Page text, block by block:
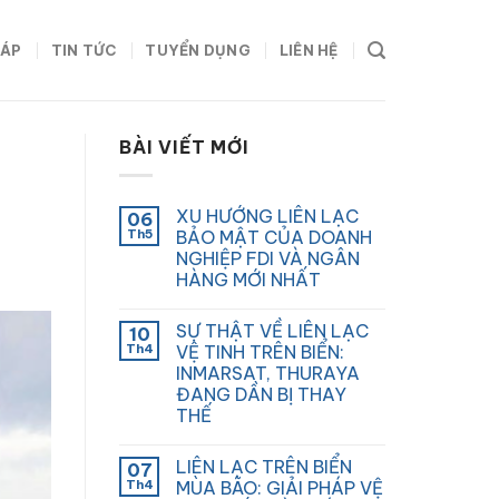
TIN TỨC TUYỂN DỤNG LIÊN HỆ
BÀI VIẾT MỚI
06
Th5
XU HƯỚNG LIÊN LẠC
BẢO MẬT CỦA DOANH
NGHIỆP FDI VÀ NGÂN
HÀNG MỚI NHẤT
10
Th4
SỰ THẬT VỀ LIÊN LẠC
VỆ TINH TRÊN BIỂN:
INMARSAT, THURAYA
ĐANG DẦN BỊ THAY
THẾ
07
Th4
LIÊN LẠC TRÊN BIỂN
MÙA BÃO: GIẢI PHÁP VỆ